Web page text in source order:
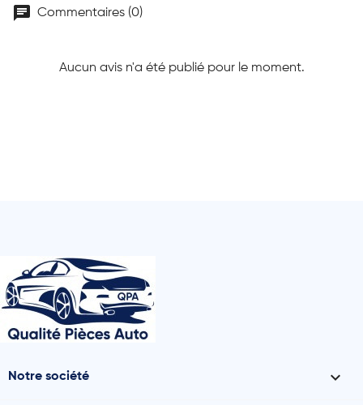
chat Commentaires (0)
Aucun avis n'a été publié pour le moment.
Notre société 